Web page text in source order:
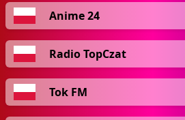
Anime 24
Radio TopCzat
Tok FM